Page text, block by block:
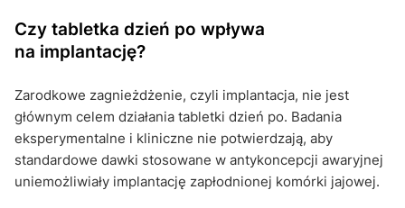
Czy tabletka dzień po wpływa
na implantację?
Zarodkowe zagnieżdżenie, czyli implantacja, nie jest
głównym celem działania tabletki dzień po. Badania
eksperymentalne i kliniczne nie potwierdzają, aby
standardowe dawki stosowane w antykoncepcji awaryjnej
uniemożliwiały implantację zapłodnionej komórki jajowej.